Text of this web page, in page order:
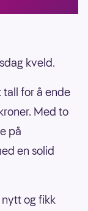
kveld.
for å ende
Med to
på
en solid
og fikk